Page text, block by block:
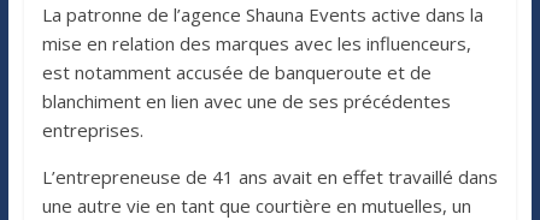
La patronne de l’agence Shauna Events active dans la
mise en relation des marques avec les influenceurs,
est notamment accusée de banqueroute et de
blanchiment en lien avec une de ses précédentes
entreprises.
L’entrepreneuse de 41 ans avait en effet travaillé dans
une autre vie en tant que courtière en mutuelles, un